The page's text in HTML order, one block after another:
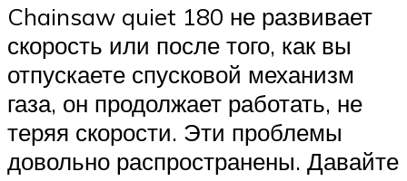
Chainsaw quiet 180 не развивает
скорость или после того, как вы
отпускаете спусковой механизм
газа, он продолжает работать, не
теряя скорости. Эти проблемы
довольно распространены. Давайте